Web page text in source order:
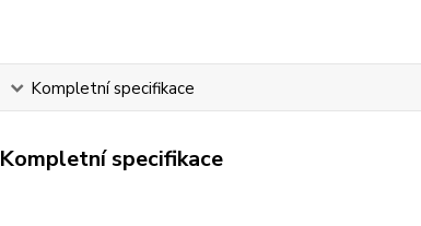
Kompletní specifikace
Kompletní specifikace